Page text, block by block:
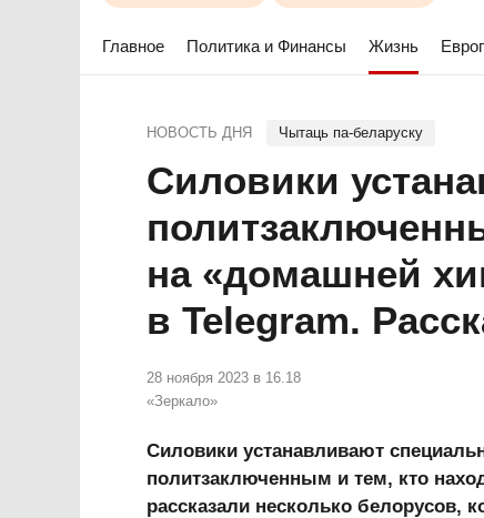
Главное Политика и Финансы Жизнь
НОВОСТЬ ДНЯ Чытаць па-беларуску
Силовики
на «домашней
в Telegram.
28 ноября 2023 в 16.18
«Зеркало»
Силовики устанавливают
политзаключенным и тем, кто
рассказали несколько белорусов,